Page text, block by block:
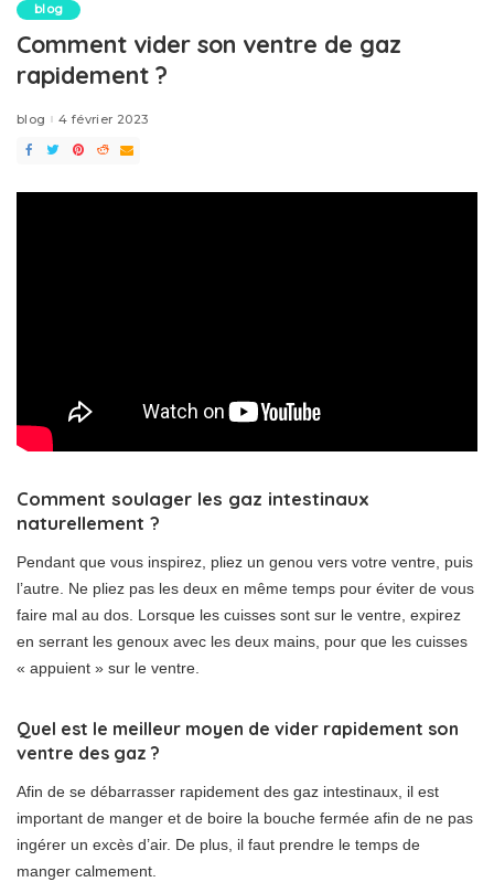
blog
Comment vider son ventre de gaz
rapidement ?
blog 4 février 2023
Comment soulager les gaz intestinaux
naturellement ?
Pendant que vous inspirez, pliez un genou vers votre ventre, puis
l’autre. Ne pliez pas les deux en même temps pour éviter de vous
faire mal au dos. Lorsque les cuisses sont sur le ventre, expirez
en serrant les genoux avec les deux mains, pour que les cuisses
« appuient » sur le ventre.
Quel est le meilleur moyen de vider rapidement son
ventre des gaz ?
Afin de se débarrasser rapidement des gaz intestinaux, il est
important de manger et de boire la bouche fermée afin de ne pas
ingérer un excès d’air. De plus, il faut prendre le temps de
manger calmement.